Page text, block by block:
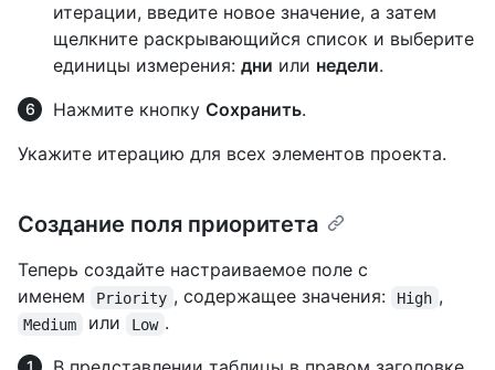
итерации, введите новое значение, а затем
щелкните раскрывающийся список и выберите
единицы измерения: дни или недели.
Нажмите кнопку Сохранить.
Укажите итерацию для всех элементов проекта.
Создание поля приоритета
Теперь создайте настраиваемое поле с
именем
Priority , содержащее значения: High ,
Medium или Low .